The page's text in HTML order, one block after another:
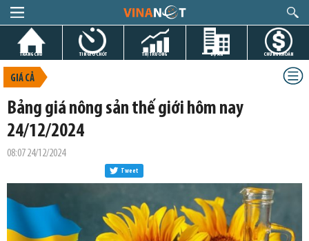
TRANG CHỦ TIN GIỜ CHÓT THỊ TRƯỜNG DỰ ÁN CHỨNG KHOÁN
GIÁ CẢ
Bảng giá nông sản thế giới hôm nay
24/12/2024
08:07 24/12/2024
Tweet